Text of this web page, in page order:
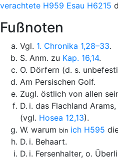
verachtete H959 Esau H6215
Fußnoten
Vgl. 1. Chronika 1,28–33.
S. Anm. zu Kap. 16,14.
O. Dörfern (d. s.
Am Persischen Golf.
Zugl. östlich von allen
D. i. das Flachland
(vgl. Hosea 12,13).
W. warum bin ich H595
D. i. Behaart.
D. i. Fersenhalter, o.